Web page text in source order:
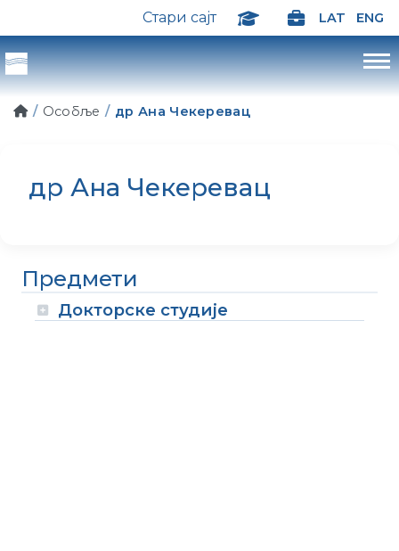
Стари сајт LAT ENG
Особље др Ана Чекеревац
др Ана Чекеревац
Предмети
Докторске студије